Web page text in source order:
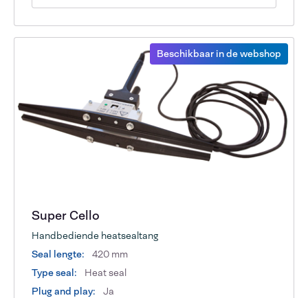
Beschikbaar in de webshop
Super Cello
Handbediende heatsealtang
Seal lengte:
420 mm
Type seal:
Heat seal
Plug and play:
Ja